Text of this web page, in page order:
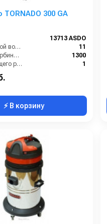
TORNADO 300 GA
13713 ASDO
Бак для чистой воды (л):
11
Мощность турбины (Вт):
1300
Расход моющего раствора (л/мин):
1
⚡ В корзину